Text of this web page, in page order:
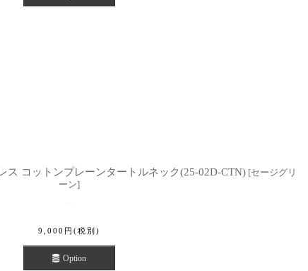
ス コットンプレーンタートルネック(25-02D-CTN) [セージグリ
ーン]
9,000 円 (税別)
Option